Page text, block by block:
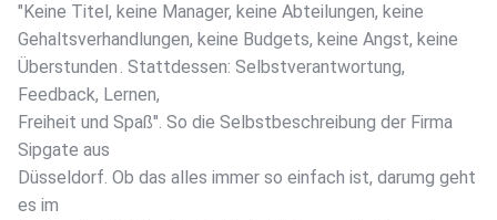
"Keine Titel, keine Manager, keine Abteilungen, keine
Gehaltsverhandlungen, keine Budgets, keine Angst, keine
Überstunden . Stattdessen: Selbstverantwortung,
Feedback, Lernen,
Freiheit und Spaß". So die Selbstbeschreibung der Firma
Sipgate aus
Düsseldorf. Ob das alles immer so einfach ist, darumg geht
es im